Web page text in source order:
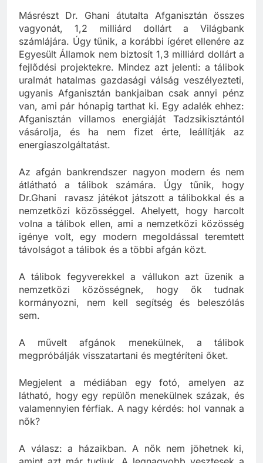
Másrészt Dr. Ghani átutalta Afganisztán összes
vagyonát, 1,2 milliárd dollárt a Világbank
számlájára. Úgy tűnik, a korábbi ígéret ellenére az
Egyesült Államok nem biztosít 1,3 milliárd dollárt a
fejlődési projektekre. Mindez azt jelenti: a tálibok
uralmát hatalmas gazdasági válság veszélyezteti,
ugyanis Afganisztán bankjaiban csak annyi pénz
van, ami pár hónapig tarthat ki. Egy adalék ehhez:
Afganisztán villamos energiáját Tadzsikisztántól
vásárolja, és ha nem fizet érte, leállítják az
Az afgán bankrendszer nagyon modern és nem
átlátható a tálibok számára. Úgy tűnik, hogy
Dr.Ghani ravasz játékot játszott a tálibokkal és a
nemzetközi közösséggel. Ahelyett, hogy harcolt
volna a tálibok ellen, ami a nemzetközi közösség
igénye volt, egy modern megoldással teremtett
A tálibok fegyverekkel a vállukon azt üzenik a
nemzetközi közösségnek, hogy ők tudnak
kormányozni, nem kell segítség és beleszólás
A művelt afgánok menekülnek, a tálibok
Megjelent a médiában egy fotó, amelyen az
látható, hogy egy repülőn menekülnek százak, és
valamennyien férfiak. A nagy kérdés: hol vannak a
A válasz: a házaikban. A nők nem jöhetnek ki,